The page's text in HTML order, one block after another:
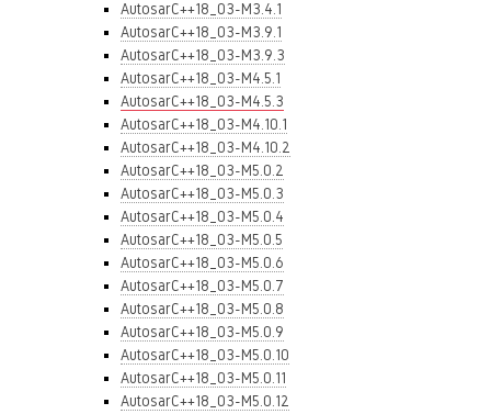
AutosarC++18_03-M3.4.1
AutosarC++18_03-M3.9.1
AutosarC++18_03-M3.9.3
AutosarC++18_03-M4.5.1
AutosarC++18_03-M4.5.3
AutosarC++18_03-M4.10.1
AutosarC++18_03-M4.10.2
AutosarC++18_03-M5.0.2
AutosarC++18_03-M5.0.3
AutosarC++18_03-M5.0.4
AutosarC++18_03-M5.0.5
AutosarC++18_03-M5.0.6
AutosarC++18_03-M5.0.7
AutosarC++18_03-M5.0.8
AutosarC++18_03-M5.0.9
AutosarC++18_03-M5.0.10
AutosarC++18_03-M5.0.11
AutosarC++18_03-M5.0.12